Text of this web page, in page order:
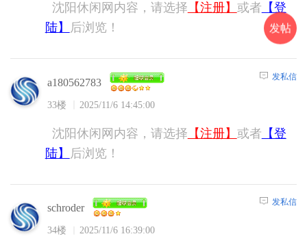
沈阳休闲网内容，请选择 【注册】 或者 【登
陆】
后浏览！
a180562783
33楼 2025/11/6 14:45:00
发私信
沈阳休闲网内容，请选择 【注册】 或者 【登
陆】
后浏览！
schroder
34楼 2025/11/6 16:39:00
发私信
发帖